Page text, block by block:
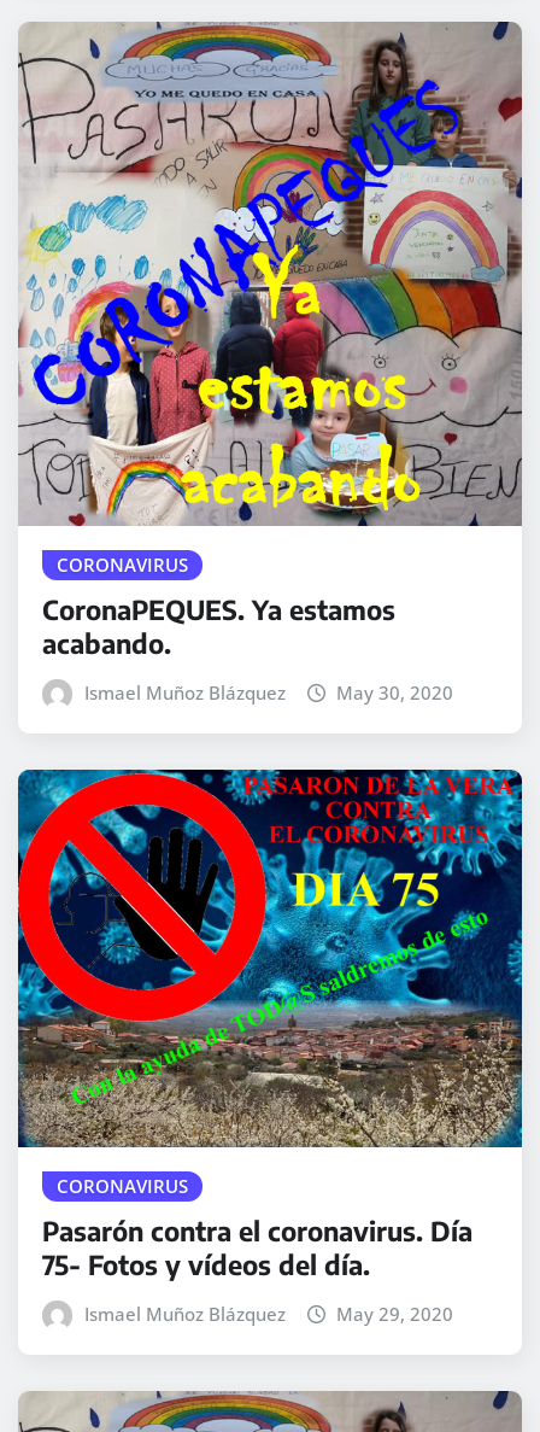
CORONAVIRUS
CoronaPEQUES. Ya estamos
acabando.
Ismael Muñoz Blázquez May 30, 2020
CORONAVIRUS
Pasarón contra el coronavirus. Día
75- Fotos y vídeos del día.
Ismael Muñoz Blázquez May 29, 2020